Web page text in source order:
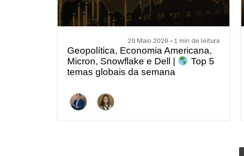
29 Maio 2026 • 1 min de leitura
Geopolítica, Economia Americana,
Micron, Snowflake e Dell |
Top 5
temas globais da semana